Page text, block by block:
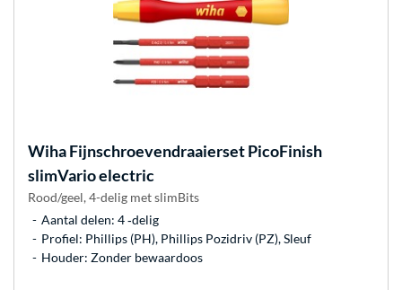
WihaFijnschroevendraaierset PicoFinish
slimVario electric
Rood/geel, 4-delig met slimBits
Aantal delen: 4 ‐delig
Profiel: Phillips (PH), Phillips Pozidriv (PZ), Sleuf
Houder: Zonder bewaardoos